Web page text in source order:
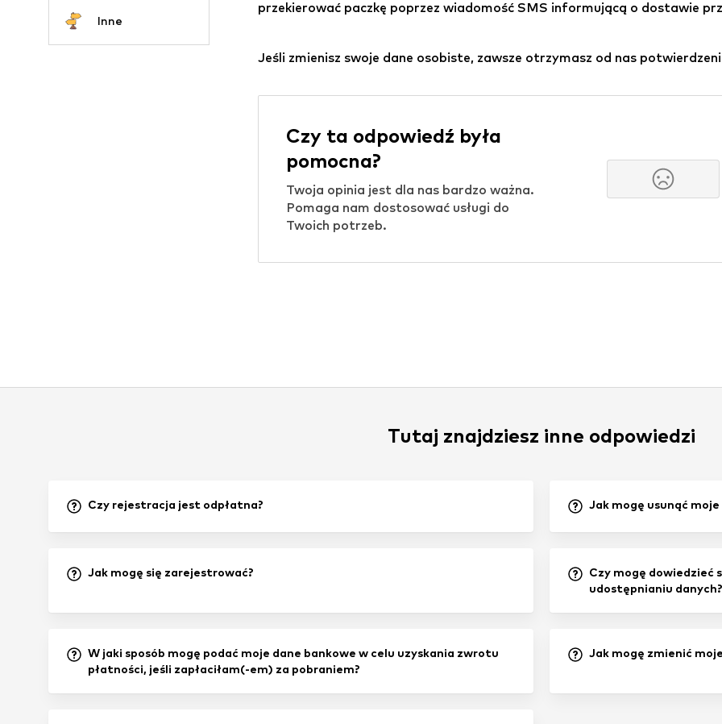
Inne
przekierować paczkę poprzez wiadomość SMS informującą o dostawie
Jeśli zmienisz swoje dane osobiste, zawsze otrzymasz od nas
Czy ta odpowiedź była
pomocna?
Twoja opinia jest dla nas bardzo ważna.
Pomaga nam dostosować usługi do
Twoich potrzeb.
Tutaj znajdziesz inne odpowiedzi
Czy rejestracja jest odpłatna? Jak mogę usunąć
Jak mogę się zarejestrować?
Czy mogę dowiedzieć
udostępnianiu danych?
W jaki sposób mogę podać moje dane bankowe w celu uzyskania zwrotu
płatności, jeśli zapłaciłam(-em) za pobraniem?
Jak mogę zmienić